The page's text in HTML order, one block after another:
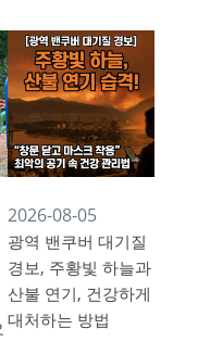
2026-08-05
광역 밴쿠버 대기질
경보, 주황빛 하늘과
산불 연기, 건강하게
대처하는 방법